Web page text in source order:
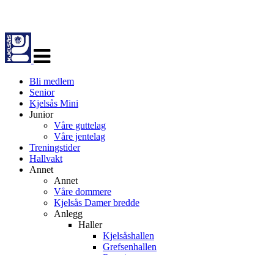
navigasjon
Bli medlem
Senior
Kjelsås Mini
Junior
Våre guttelag
Våre jentelag
Treningstider
Hallvakt
Annet
Annet
Våre dommere
Kjelsås Damer bredde
Anlegg
Haller
Kjelsåshallen
Grefsenhallen